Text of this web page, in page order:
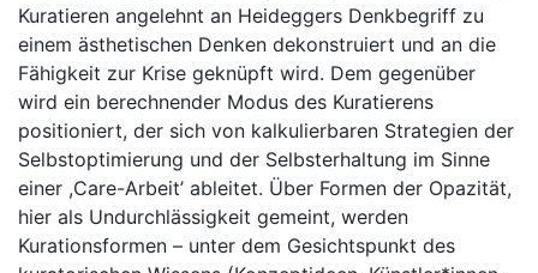
Kuratieren angelehnt an Heideggers Denkbegriff zu
einem ästhetischen Denken dekonstruiert und an die
Fähigkeit zur Krise geknüpft wird. Dem gegenüber
wird ein berechnender Modus des Kuratierens
positioniert, der sich von kalkulierbaren Strategien der
Selbstoptimierung und der Selbsterhaltung im Sinne
einer ,Care-Arbeit’ ableitet. Über Formen der Opazität,
hier als Undurchlässigkeit gemeint, werden
Kurationsformen – unter dem Gesichtspunkt des